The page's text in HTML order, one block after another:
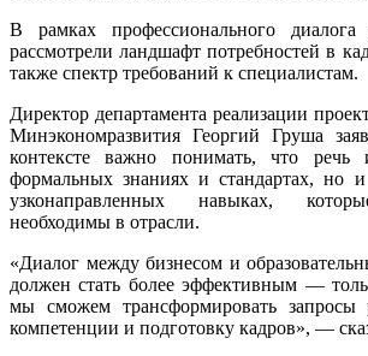
В рамках профессионального диалога
рассмотрели ландшафт потребностей в
также спектр требований к специалистам.
Директор департамента реализации
Минэкономразвития Георгий Груша
контексте важно понимать, что
формальных знаниях и стандартах, но
узконаправленных навыках,
необходимы в отрасли.
«Диалог между бизнесом и
должен стать более эффективным —
мы сможем трансформировать
компетенции и подготовку кадров», —